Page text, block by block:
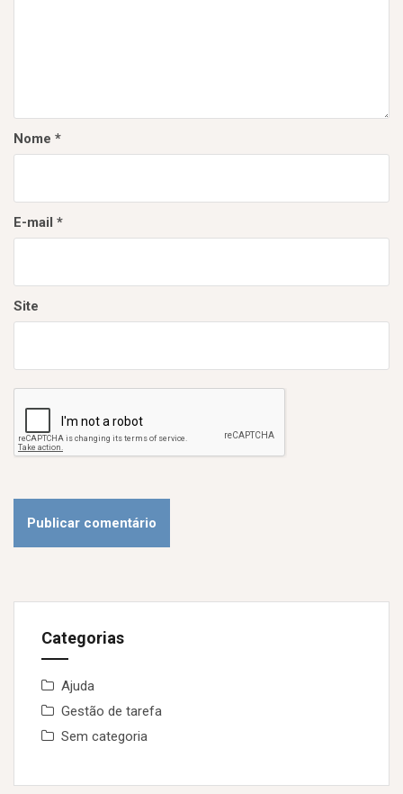
s
t
Nome *
E-mail *
Site
Categorias
Ajuda
Gestão de tarefa
Sem categoria